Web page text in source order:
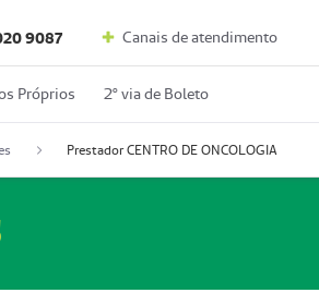
9087 Canais de atendimento
Próprios 2º via de Boleto
Prestador CENTRO DE ONCOLOGIA